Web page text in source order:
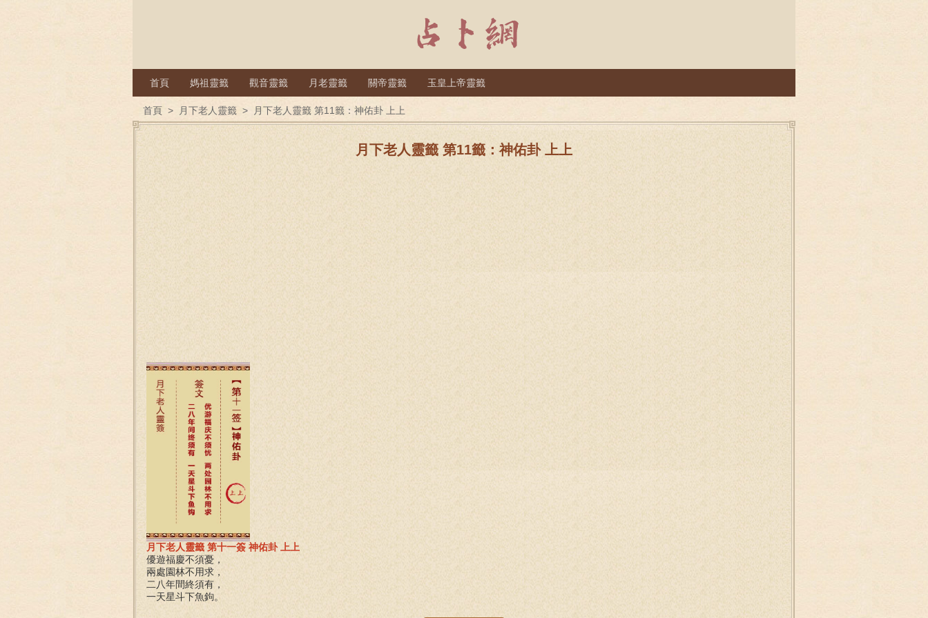
首頁 媽祖靈籤 觀音靈籤 月老靈籤 關帝靈籤 玉皇上帝靈籤
首頁 > 月下老人靈籤 > 月下老人靈籤 第11籤：神佑卦 上上
月下老人靈籤 第11籤：神佑卦 上上
月下老人靈籤 第十一簽 神佑卦 上上
優遊福慶不須憂，
兩處園林不用求，
二八年間終須有，
一天星斗下魚鉤。